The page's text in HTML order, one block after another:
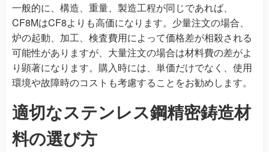
一般的に、構造、重量、製造工程が同じであれば、
CF8MはCF8よりも高価になります。少量注文の場合、
炉の起動、加工、検査費用によって価格差が相殺される
可能性がありますが、大量注文の場合は材料費の差がよ
り顕著になります。購入時には、単価だけでなく、使用
環境や故障時のコストも考慮することをお勧めします。
適切なステンレス鋼精密鋳造材
料の選び方